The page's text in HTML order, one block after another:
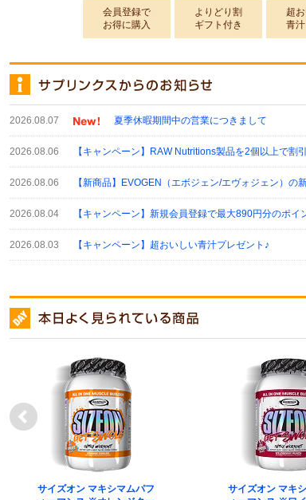
会員登録で
お得に購入
よりどり割
ギフト付き
超
青
2026.08.07 夏季休暇期間中の営業につきまして
2026.08.06 【キャンペーン】RAW Nutritions製品を2個以上で割
2026.08.06 【新商品】EVOGEN（エボジェン/エヴォジェン）の
2026.08.04 【キャンペーン】新規会員登録で最大890円分のポイ
2026.08.03 【キャンペーン】超おいしい青汁プレゼント♪
サイズオン マキシマムパフ
サイズオン マキ